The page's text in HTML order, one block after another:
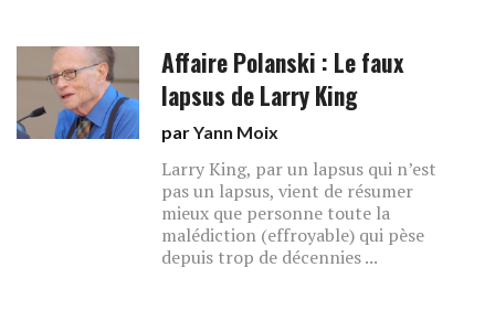
Affaire Polanski : Le faux
lapsus de Larry King
parYann Moix
Larry King, par un lapsus qui n’est
pas un lapsus, vient de résumer
mieux que personne toute la
malédiction (effroyable) qui pèse
depuis trop de décennies ...